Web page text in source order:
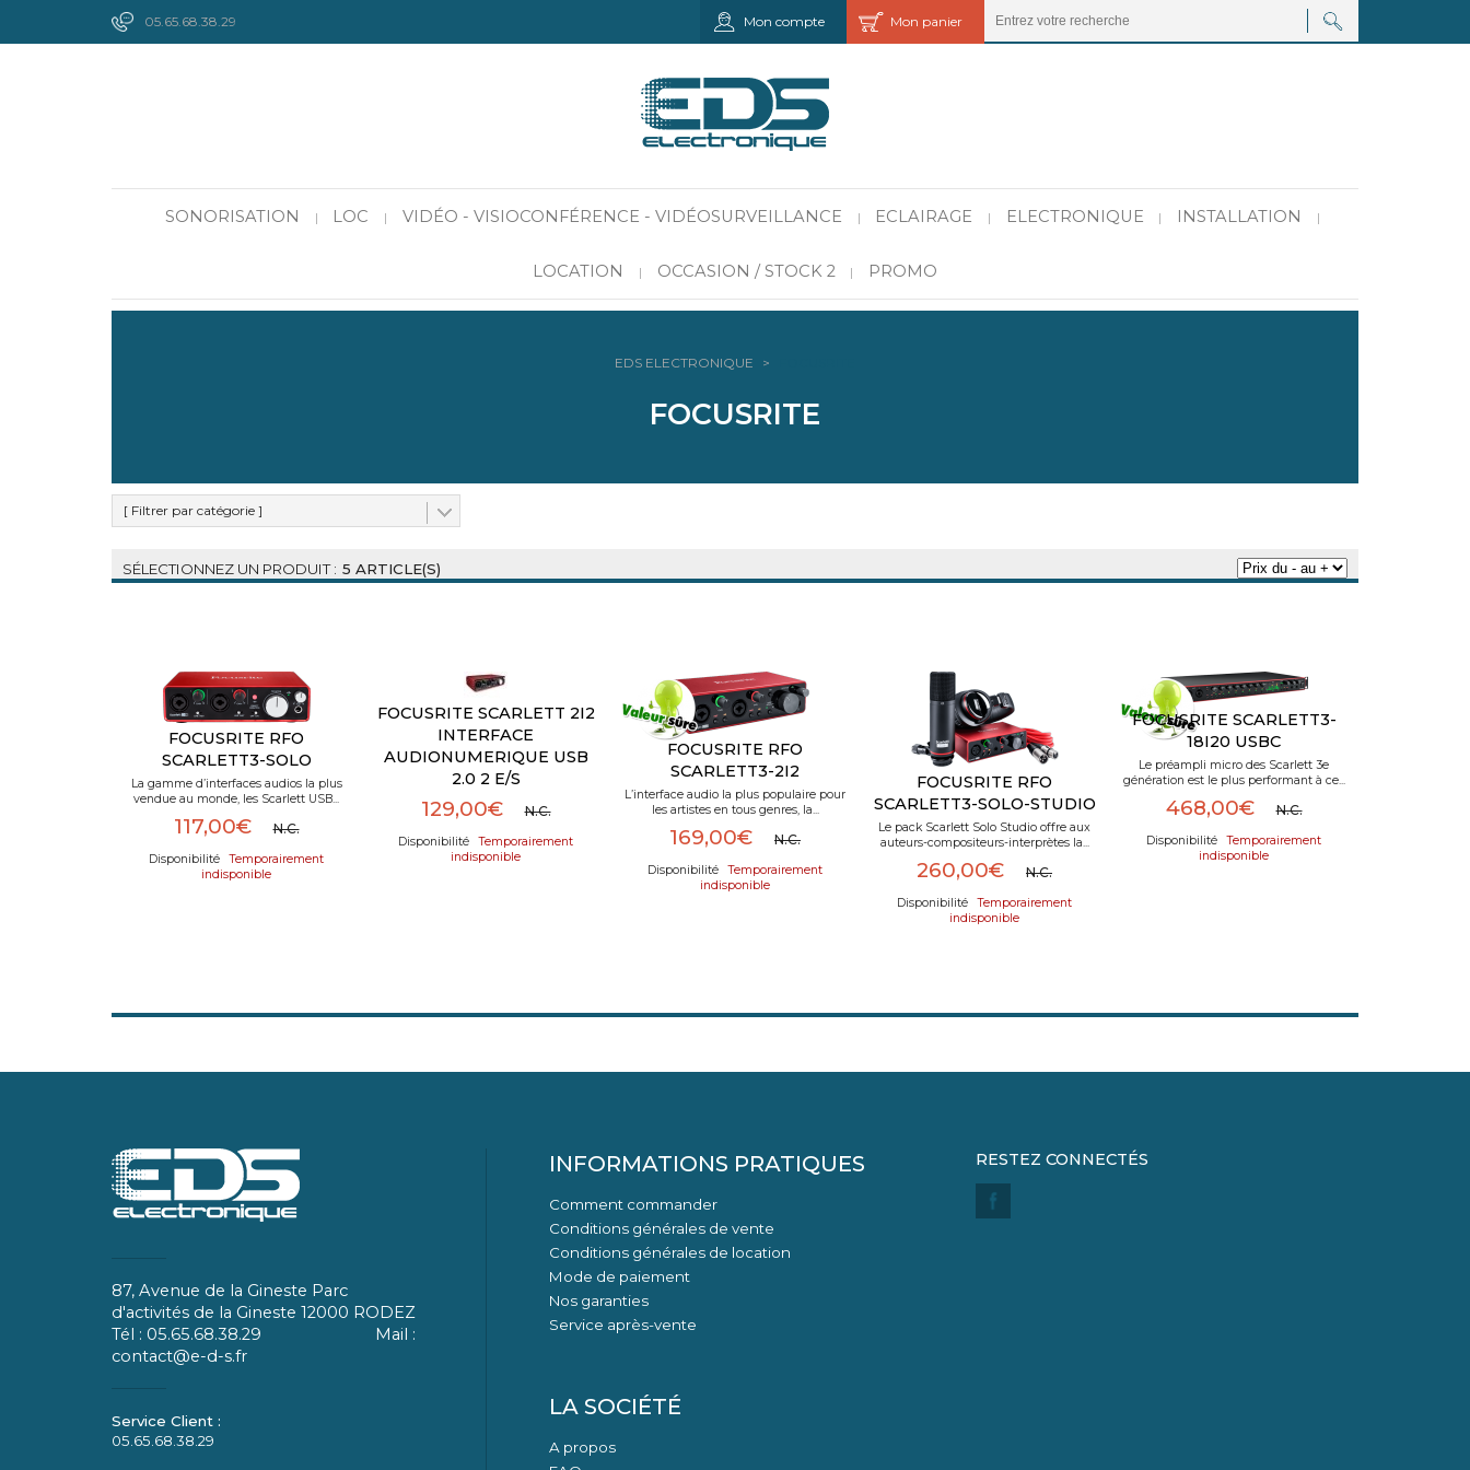
05.65.68.38.29 Mon panier
Mon compte
SONORISATION | LOC | VIDÉO - VISIOCONFÉRENCE - VIDÉOSURVEILLANCE | ECLAIRAGE | ELECTRONIQUE | INSTALLATION |
LOCATION | OCCASION / STOCK 2 | PROMO
EDS ELECTRONIQUE >
FOCUSRITE
[ Filtrer par catégorie ]
5 ARTICLE(S)
FOCUSRITE RFO
SCARLETT3-SOLO
La gamme d’interfaces audios la plus
vendue au monde, les Scarlett USB...
117,00€ N.C.
Temporairement
indisponible
FOCUSRITE SCARLETT 2I2
INTERFACE
AUDIONUMERIQUE USB
2.0 2 E/S
129,00€ N.C.
Temporairement
indisponible
FOCUSRITE RFO
SCARLETT3-2I2
L’interface audio la plus populaire pour
les artistes en tous genres, la...
169,00€ N.C.
Temporairement
indisponible
FOCUSRITE RFO
SCARLETT3-SOLO-STUDIO
Le pack Scarlett Solo Studio offre aux
auteurs-compositeurs-interprètes la...
260,00€ N.C.
Temporairement
indisponible
FOCUSRITE SCARLETT3-
18I20 USBC
Le préampli micro des Scarlett 3e
génération est le plus performant à ce...
468,00€ N.C.
Temporairement
indisponible
87, Avenue de la Gineste Parc
d'activités de la Gineste 12000 RODEZ
Tél : 05.65.68.38.29 Mail :
contact@e-d-s.fr
05.65.68.38.29
INFORMATIONS PRATIQUES
Comment commander
Conditions générales de vente
Conditions générales de location
Mode de paiement
Nos garanties
Service après-vente
LA SOCIÉTÉ
A propos